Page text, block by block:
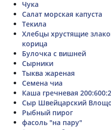
Чука
Салат морская капуста
Текила
Хлебцы хрустящие
корица
Булочка с вишней
Сырники
Тыква жареная
Семена чиа
Каша гречневая
Сыр Швейцарский
Рыбный пирог
фасоль "на пару"